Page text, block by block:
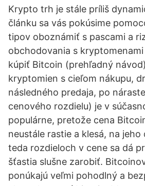
Krypto trh je stále príliš
článku sa vás pokúsime
tipov oboznámiť s pascami a
obchodovania s
kúpiť Bitcoin (prehľadný
kryptomien s cieľom nákupu,
následného predaja, po
cenového rozdielu) je v
populárne, pretože cena
neustále rastie a klesá, na
teda rozdieloch v cene sa dá
šťastia slušne zarobiť.
ponúkajú veľmi pohodlný a